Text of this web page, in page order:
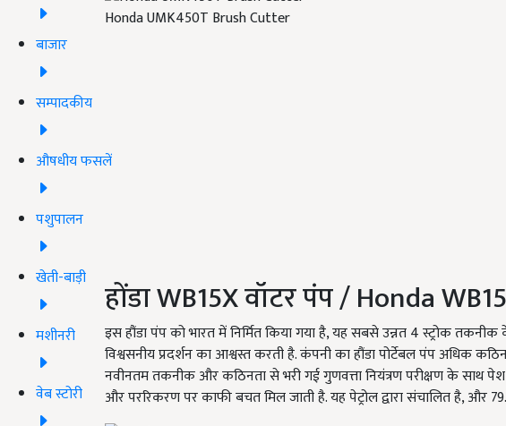
बाजार
सम्पादकीय
औषधीय फसलें
पशुपालन
खेती-बाड़ी
मशीनरी
वेब स्टोरी
Honda UMK450T Brush Cutter
होंडा WB15Xवॉटर पंप/ Honda
इस हौंडा पंप को भारत में निर्मित किया गया है, यहसबसे उन्नत4स्ट्रोक
विश्वसनीय प्रदर्शन का आश्वस्त करती है. कंपनी का हौंडा पोर्टेबल पंप अधिक
नवीनतम तकनीक और कठिनता से भरी गई गुणवत्ता नियंत्रण परीक्षण के साथ
और पररिकरण पर काफी बचत मिल जाती है. यह पेट्रोल द्वारा संचालित है, और